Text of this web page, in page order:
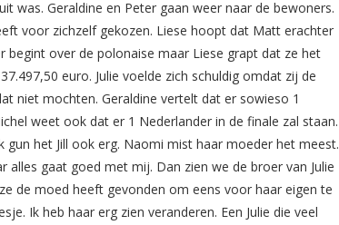
was. Geraldine en Peter gaan weer naar de bewoners.
voor zichzelf gekozen. Liese hoopt dat Matt erachter
over de polonaise maar Liese grapt dat ze het
euro. Julie voelde zich schuldig omdat zij de
niet mochten. Geraldine vertelt dat er sowieso 1
weet ook dat er 1 Nederlander in de finale zal staan.
het Jill ook erg. Naomi mist haar moeder het meest.
gaat goed met mij. Dan zien we de broer van Julie
de moed heeft gevonden om eens voor haar eigen te
Ik heb haar erg zien veranderen. Een Julie die veel